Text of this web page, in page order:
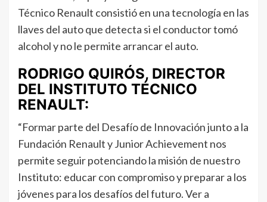
Técnico Renault consistió en una tecnología en las
llaves del auto que detecta si el conductor tomó
alcohol y no le permite arrancar el auto.
RODRIGO QUIRÓS, DIRECTOR
DEL INSTITUTO TÉCNICO
RENAULT:
“Formar parte del Desafío de Innovación junto a la
Fundación Renault y Junior Achievement nos
permite seguir potenciando la misión de nuestro
Instituto: educar con compromiso y preparar a los
jóvenes para los desafíos del futuro. Ver a